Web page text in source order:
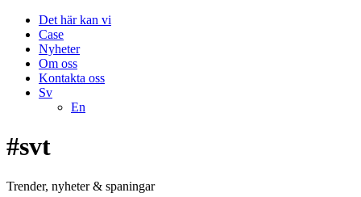
Det här kan vi
Case
Nyheter
Om oss
Kontakta oss
Sv
En
#svt
Trender, nyheter & spaningar